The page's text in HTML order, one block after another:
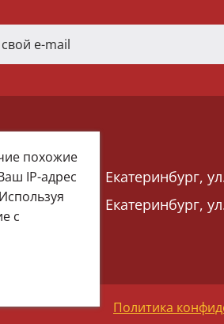
76)
Екатеринбург,
Екатеринбург,
Политика
похожие
IP-адрес
с